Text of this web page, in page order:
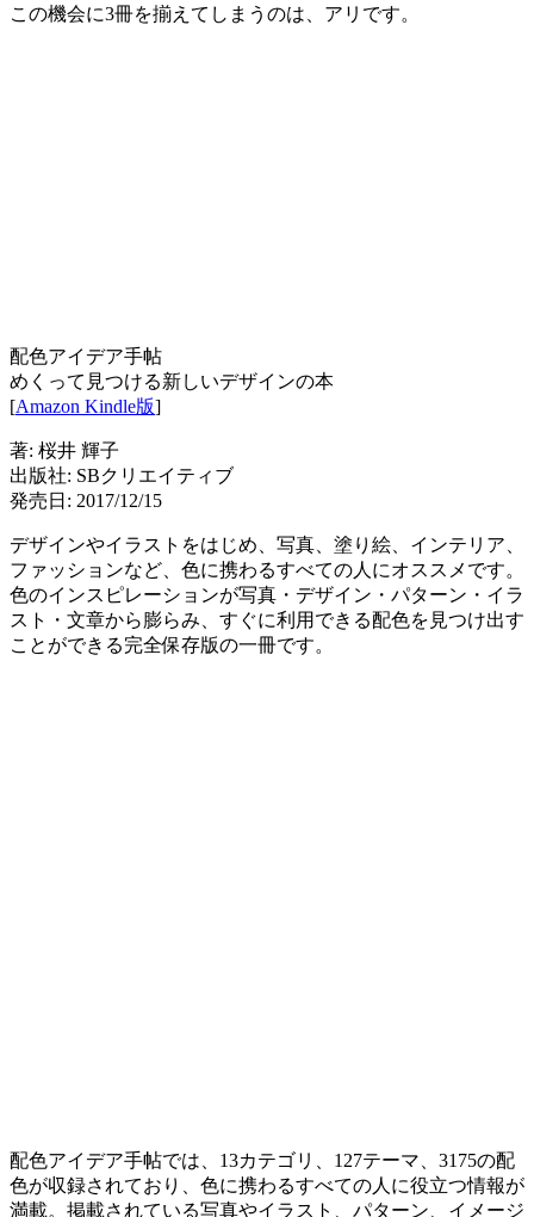
この機会に3冊を揃えてしまうのは、アリです。
配色アイデア手帖
めくって見つける新しいデザインの本
[Amazon Kindle版]
著: 桜井 輝子
出版社: SBクリエイティブ
発売日: 2017/12/15
デザインやイラストをはじめ、写真、塗り絵、インテリア、
ファッションなど、色に携わるすべての人にオススメです。
色のインスピレーションが写真・デザイン・パターン・イラ
スト・文章から膨らみ、すぐに利用できる配色を見つけ出す
ことができる完全保存版の一冊です。
配色アイデア手帖では、13カテゴリ、127テーマ、3175の配
色が収録されており、色に携わるすべての人に役立つ情報が
満載。掲載されている写真やイラスト、パターン、イメージ